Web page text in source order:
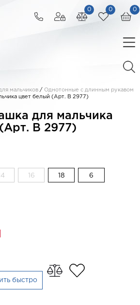
0
0
0
мальчиков / Однотонные с длинным рукавом
цвет белый (Арт. B 2977)
для мальчика
B 2977)
14 16 18 6
быстро